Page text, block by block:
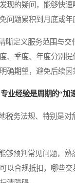
现的疑问，能够快
问题累积到月底或年
定义服务范围与交
、季度、年度分别
确期望，避免后续因
业经验是周期的“加
务法规、特别是对
预判常见问题，熟
以合规抵扣，哪些